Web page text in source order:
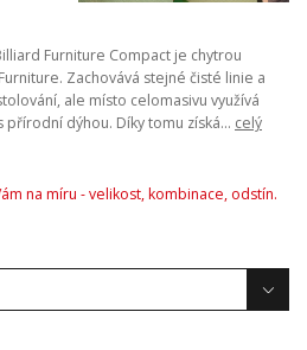
Furniture Compact je chytrou
Zachovává stejné čisté linie a
ale místo celomasivu využívá
dýhou. Díky tomu získá... celý
na míru - velikost, kombinace, odstín.